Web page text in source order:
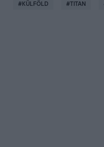
#KÜLFÖLD #TITAN